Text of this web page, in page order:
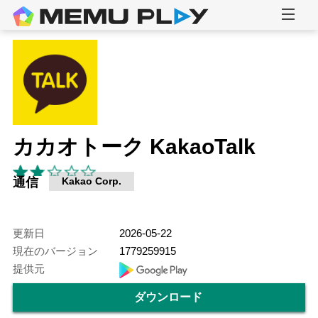
カカオトーク KakaoTalk
通信 Kakao Corp.
更新日
2026-05-22
現在のバージョン
1779259915
提供元
ダウンロード